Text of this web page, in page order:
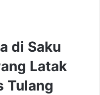
di Saku
Latak
Tulang